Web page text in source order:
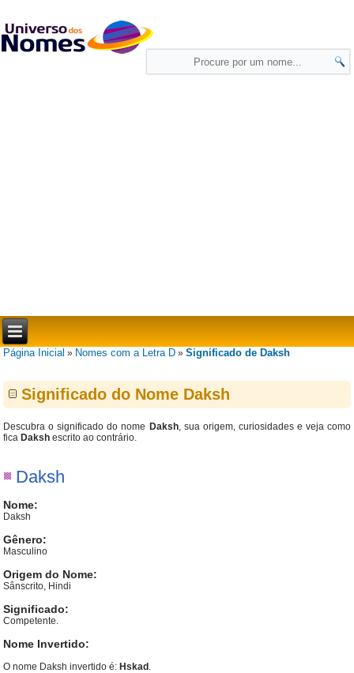
Página Inicial » Nomes com a Letra D »Significado de Daksh
Significado do Nome Daksh
Descubra o significado do nome Daksh, sua origem, curiosidades e veja como
fica Daksh escrito ao contrário.
Daksh
Nome:
Daksh
Gênero:
Masculino
Origem do Nome:
Sânscrito, Hindi
Significado:
Competente.
Nome Invertido:
O nome Daksh invertido é: Hskad .